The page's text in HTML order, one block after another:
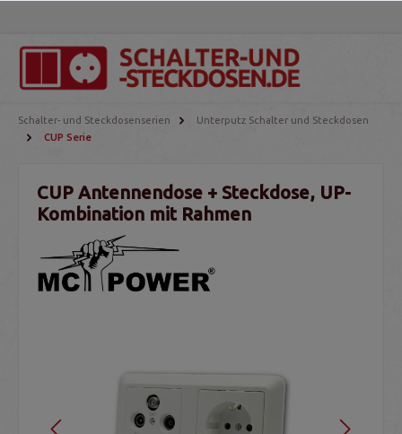
Schalter- und Steckdosenserien
Unterputz Schalter und Steckdosen
CUP Serie
CUP Antennendose + Steckdose, UP-
Kombination mit Rahmen